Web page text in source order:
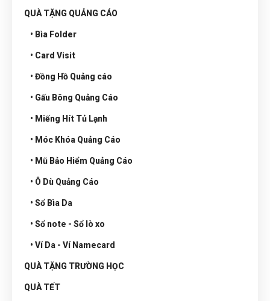
QUÀ TẶNG QUẢNG CÁO
• Bìa Folder
• Card Visit
• Đồng Hồ Quảng cáo
• Gấu Bông Quảng Cáo
• Miếng Hít Tủ Lạnh
• Móc Khóa Quảng Cáo
• Mũ Bảo Hiểm Quảng Cáo
• Ô Dù Quảng Cáo
• Sổ Bìa Da
• Sổ note - Sổ lò xo
• Ví Da - Ví Namecard
QUÀ TẶNG TRƯỜNG HỌC
QUÀ TẾT